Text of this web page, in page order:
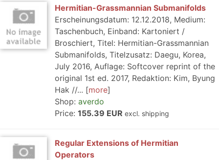
Hermitian-Grassmannian Submanifolds
Erscheinungsdatum: 12.12.2018, Medium:
Taschenbuch, Einband: Kartoniert /
Broschiert, Titel: Hermitian-Grassmannian
Submanifolds, Titelzusatz: Daegu, Korea,
July 2016, Auflage: Softcover reprint of the
original 1st ed. 2017, Redaktion: Kim, Byung
Hak //...
more
Shop: averdo
Price: 155.39 EUR excl. shipping
Regular Extensions of Hermitian
Operators